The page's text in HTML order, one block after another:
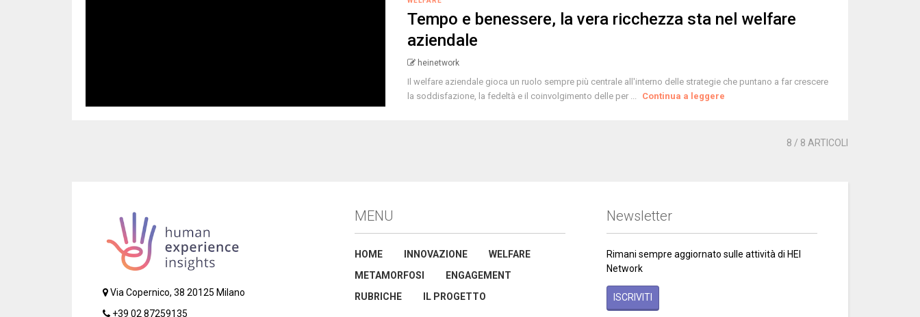
Tempo e benessere, la vera ricchezza sta nel welfare
aziendale
heinetwork
Il welfare aziendale gioca un ruolo sempre più centrale all'interno delle strategie che puntano a far crescere
la soddisfazione, la fedeltà e il coinvolgimento delle per ...
Continua a leggere
8 / 8 ARTICOLI
Via Copernico, 38 20125 Milano
+39 02 87259135
MENU
HOME INNOVAZIONE
WELFARE
METAMORFOSI
ENGAGEMENT
RUBRICHE
IL PROGETTO
Newsletter
Rimani sempre aggiornato sulle attività di HEI
Network
ISCRIVITI